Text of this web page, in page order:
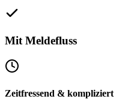
Mit Meldefluss
Zeitfressend & kompliziert